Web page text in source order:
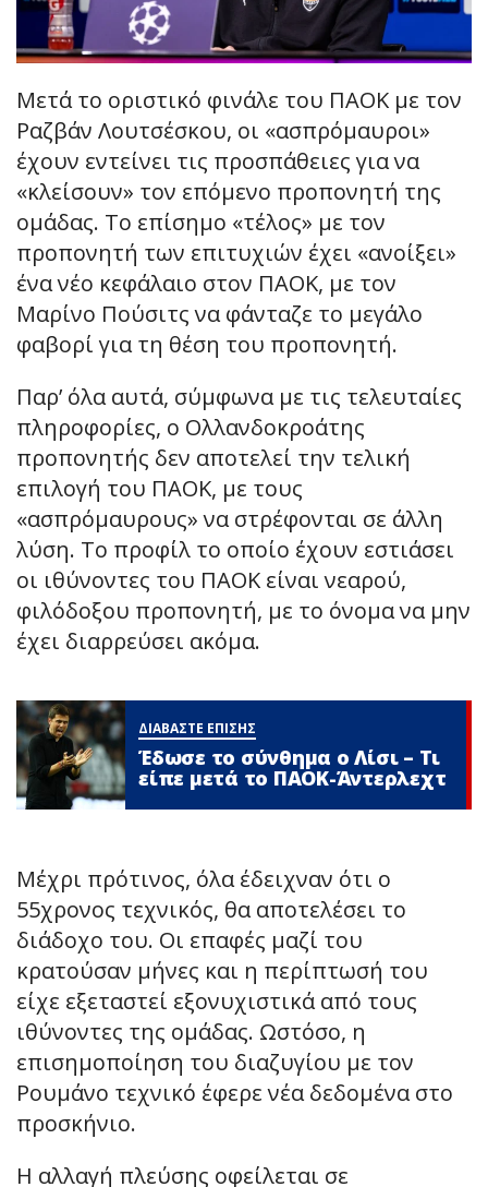
Μετά το οριστικό φινάλε του ΠΑΟΚ με τον
Ραζβάν Λουτσέσκου, οι «ασπρόμαυροι»
έχουν εντείνει τις προσπάθειες για να
«κλείσουν» τον επόμενο προπονητή της
ομάδας. Το επίσημο «τέλος» με τον
προπονητή των επιτυχιών έχει «ανοίξει»
ένα νέο κεφάλαιο στον ΠΑΟΚ, με τον
Μαρίνο Πούσιτς να φάνταζε το μεγάλο
φαβορί για τη θέση του προπονητή.
Παρ’ όλα αυτά, σύμφωνα με τις τελευταίες
πληροφορίες, ο Ολλανδοκροάτης
προπονητής δεν αποτελεί την τελική
επιλογή του ΠΑΟΚ, με τους
«ασπρόμαυρους» να στρέφονται σε άλλη
λύση. Το προφίλ το οποίο έχουν εστιάσει
οι ιθύνοντες του ΠΑΟΚ είναι νεαρού,
φιλόδοξου προπονητή, με το όνομα να μην
έχει διαρρεύσει ακόμα.
ΔΙΑΒΑΣΤΕ ΕΠΙΣΗΣ
Έδωσε το σύνθημα ο Λίσι – Τι
είπε μετά το ΠΑΟΚ-Άντερλεχτ
Μέχρι πρότινος, όλα έδειχναν ότι ο
55χρονος τεχνικός, θα αποτελέσει το
διάδοχο του. Οι επαφές μαζί του
κρατούσαν μήνες και η περίπτωσή του
είχε εξεταστεί εξονυχιστικά από τους
ιθύνοντες της ομάδας. Ωστόσο, η
επισημοποίηση του διαζυγίου με τον
Ρουμάνο τεχνικό έφερε νέα δεδομένα στο
προσκήνιο.
Η αλλαγή πλεύσης οφείλεται σε